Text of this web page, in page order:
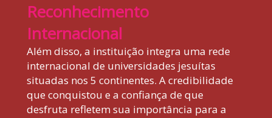
Reconhecimento
Internacional
Além disso, a instituição integra uma rede
internacional de universidades jesuítas
situadas nos 5 continentes. A credibilidade
que conquistou e a confiança de que
desfruta refletem sua importância para a